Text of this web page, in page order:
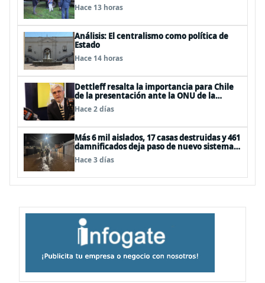
de sistemas frontales
Hace 13 horas
Análisis: El centralismo como política de
Estado
Hace 14 horas
Dettleff resalta la importancia para Chile
de la presentación ante la ONU de la
Plataforma Continental Extendida del
Archipiélago Juan Fernández
Hace 2 días
Más 6 mil aislados, 17 casas destruidas y 461
damnificados deja paso de nuevo sistema
frontal
Hace 3 días